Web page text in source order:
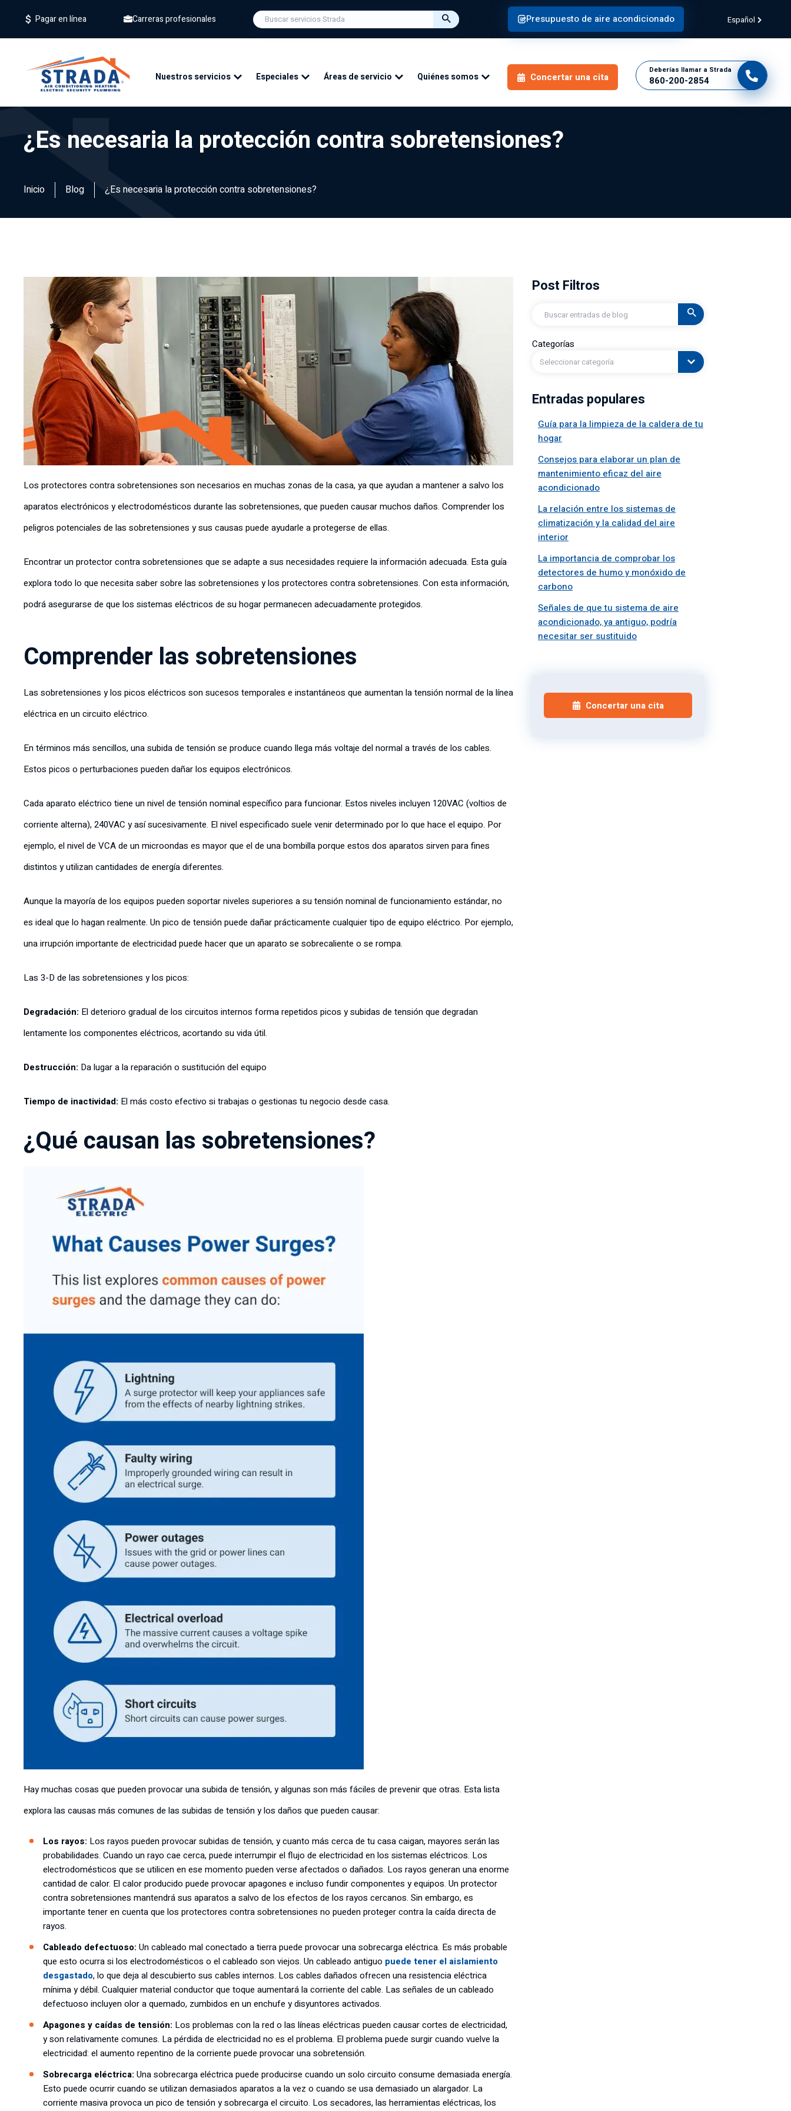
Pagar en línea Carreras profesionales Presupuesto de aire acondicionado Español
Nuestros servicios Especiales Áreas de servicio Quiénes somos Concertar una cita
Deberías llamar a Strada
860-200-2854
¿Es necesaria la protección contra sobretensiones?
Inicio Blog ¿Es necesaria la protección contra sobretensiones?
Los protectores contra sobretensiones son necesarios en muchas zonas de la casa, ya que ayudan a mantener a salvo los
aparatos electrónicos y electrodomésticos durante las sobretensiones, que pueden causar muchos daños. Comprender los
peligros potenciales de las sobretensiones y sus causas puede ayudarle a protegerse de ellas.
Encontrar un protector contra sobretensiones que se adapte a sus necesidades requiere la información adecuada. Esta guía
explora todo lo que necesita saber sobre las sobretensiones y los protectores contra sobretensiones. Con esta información,
podrá asegurarse de que los sistemas eléctricos de su hogar permanecen adecuadamente protegidos.
Comprender las sobretensiones
Las sobretensiones y los picos eléctricos son sucesos temporales e instantáneos que aumentan la tensión normal de la línea
eléctrica en un circuito eléctrico.
En términos más sencillos, una subida de tensión se produce cuando llega más voltaje del normal a través de los cables.
Estos picos o perturbaciones pueden dañar los equipos electrónicos.
Cada aparato eléctrico tiene un nivel de tensión nominal específico para funcionar. Estos niveles incluyen 120VAC (voltios de
corriente alterna), 240VAC y así sucesivamente. El nivel especificado suele venir determinado por lo que hace el equipo. Por
ejemplo, el nivel de VCA de un microondas es mayor que el de una bombilla porque estos dos aparatos sirven para fines
distintos y utilizan cantidades de energía diferentes.
Aunque la mayoría de los equipos pueden soportar niveles superiores a su tensión nominal de funcionamiento estándar, no
es ideal que lo hagan realmente. Un pico de tensión puede dañar prácticamente cualquier tipo de equipo eléctrico. Por ejemplo,
una irrupción importante de electricidad puede hacer que un aparato se sobrecaliente o se rompa.
Las 3-D de las sobretensiones y los picos:
Degradación: El deterioro gradual de los circuitos internos forma repetidos picos y subidas de tensión que degradan
lentamente los componentes eléctricos, acortando su vida útil.
Destrucción: Da lugar a la reparación o sustitución del equipo
Tiempo de inactividad: El más costo efectivo si trabajas o gestionas tu negocio desde casa.
¿Qué causan las sobretensiones?
Hay muchas cosas que pueden provocar una subida de tensión, y algunas son más fáciles de prevenir que otras. Esta lista
explora las causas más comunes de las subidas de tensión y los daños que pueden causar:
Los rayos: Los rayos pueden provocar subidas de tensión, y cuanto más cerca de tu casa caigan, mayores serán las
probabilidades. Cuando un rayo cae cerca, puede interrumpir el flujo de electricidad en los sistemas eléctricos. Los
electrodomésticos que se utilicen en ese momento pueden verse afectados o dañados. Los rayos generan una enorme
cantidad de calor. El calor producido puede provocar apagones e incluso fundir componentes y equipos. Un protector
contra sobretensiones mantendrá sus aparatos a salvo de los efectos de los rayos cercanos. Sin embargo, es
importante tener en cuenta que los protectores contra sobretensiones no pueden proteger contra la caída directa de
rayos.
Cableado defectuoso: Un cableado mal conectado a tierra puede provocar una sobrecarga eléctrica. Es más probable
que esto ocurra si los electrodomésticos o el cableado son viejos. Un cableado antiguo puede tener el aislamiento
desgastado, lo que deja al descubierto sus cables internos. Los cables dañados ofrecen una resistencia eléctrica
mínima y débil. Cualquier material conductor que toque aumentará la corriente del cable. Las señales de un cableado
defectuoso incluyen olor a quemado, zumbidos en un enchufe y disyuntores activados.
Apagones y caídas de tensión: Los problemas con la red o las líneas eléctricas pueden causar cortes de electricidad,
y son relativamente comunes. La pérdida de electricidad no es el problema. El problema puede surgir cuando vuelve la
electricidad: el aumento repentino de la corriente puede provocar una sobretensión.
Sobrecarga eléctrica: Una sobrecarga eléctrica puede producirse cuando un solo circuito consume demasiada energía.
Esto puede ocurrir cuando se utilizan demasiados aparatos a la vez o cuando se usa demasiado un alargador. La
corriente masiva provoca un pico de tensión y sobrecarga el circuito. Los secadores, las herramientas eléctricas, los
Post Filtros
Buscar
en
Categorías
Seleccionar categoría
Entradas populares
Guía para la limpieza de la caldera de tu
hogar
Consejos para elaborar un plan de
mantenimiento eficaz del aire
acondicionado
La relación entre los sistemas de
climatización y la calidad del aire
interior
La importancia de comprobar los
detectores de humo y monóxido de
carbono
Señales de que tu sistema de aire
acondicionado, ya antiguo, podría
necesitar ser sustituido
Concertar una cita